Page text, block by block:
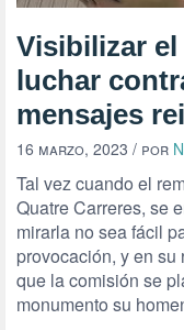
Visibilizar el
luchar
mensajes
16 marzo, 2023 / por
Tal vez cuando el
Quatre Carreres, se
mirarla no sea fácil
provocación, y en
que la comisión se
monumento su